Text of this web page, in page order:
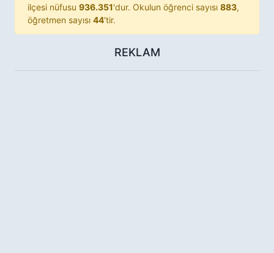
ilçesi nüfusu 936.351'dur. Okulun öğrenci sayısı 883,
öğretmen sayısı 44'tir.
REKLAM